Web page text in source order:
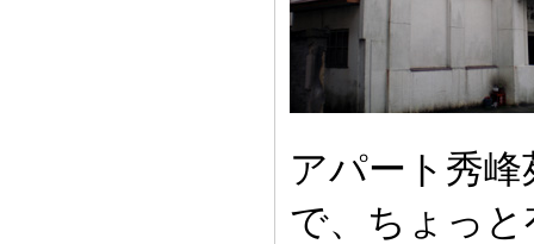
アパート秀
で、ちょっ